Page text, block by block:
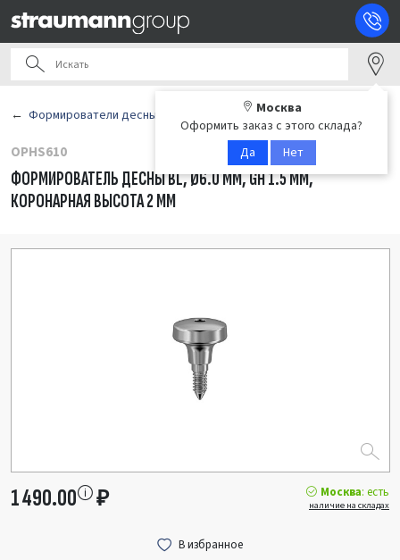
Москва
Оформить заказ с этого склада?
Да
Нет
Формирователи десны
OPHS610
ФОРМИРОВАТЕЛЬ ДЕСНЫ BL, Ø6.0 ММ, GH 1.5 ММ,
КОРОНАРНАЯ ВЫСОТА 2 ММ
1 490.00 ₽ Москва: есть
наличие на складах